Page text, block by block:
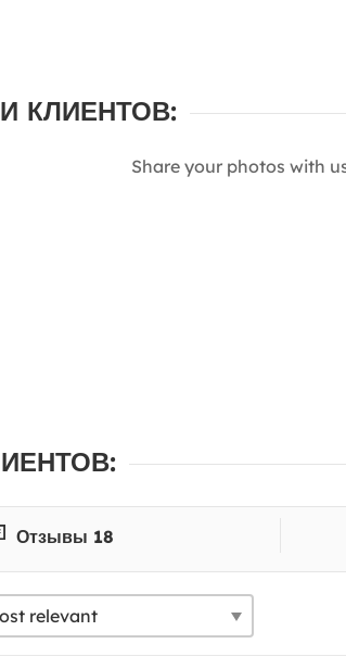
КЛИЕНТОВ:
Share your photos with
Отзывы 18